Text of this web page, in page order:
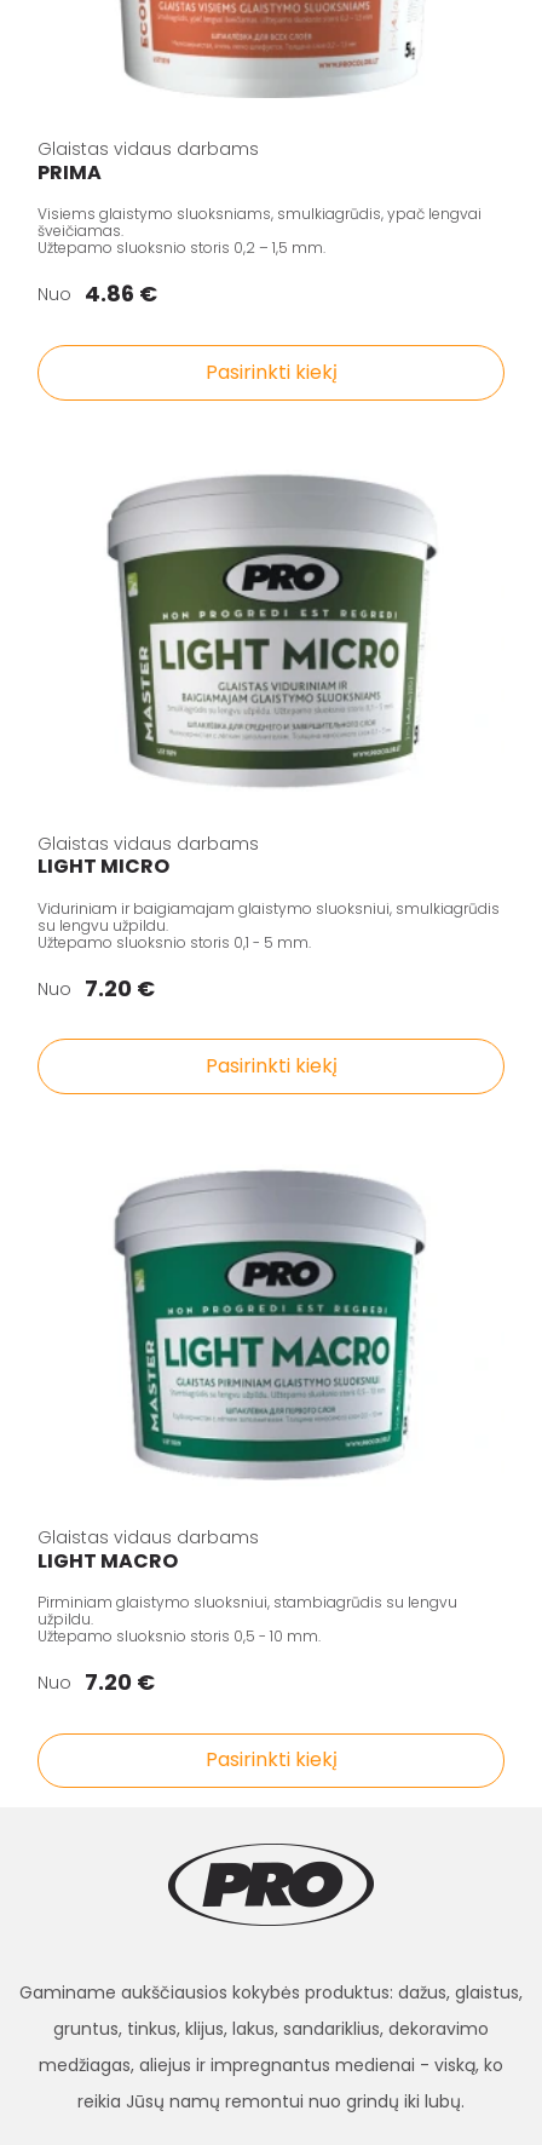
Glaistas vidaus darbams
PRIMA
Visiems glaistymo sluoksniams, smulkiagrūdis, ypač lengvai
šveičiamas.
Užtepamo sluoksnio storis 0,2 – 1,5 mm.
Nuo 4.86 €
Pasirinkti kiekį
Glaistas vidaus darbams
LIGHT MICRO
Viduriniam ir baigiamajam glaistymo sluoksniui, smulkiagrūdis
su lengvu užpildu.
Užtepamo sluoksnio storis 0,1 - 5 mm.
Nuo 7.20 €
Pasirinkti kiekį
Glaistas vidaus darbams
LIGHT MACRO
Pirminiam glaistymo sluoksniui, stambiagrūdis su lengvu
užpildu.
Užtepamo sluoksnio storis 0,5 - 10 mm.
Nuo 7.20 €
Pasirinkti kiekį
Gaminame aukščiausios kokybės produktus: dažus, glaistus,
gruntus, tinkus, klijus, lakus, sandariklius, dekoravimo
medžiagas, aliejus ir impregnantus medienai - viską, ko
reikia Jūsų namų remontui nuo grindų iki lubų.